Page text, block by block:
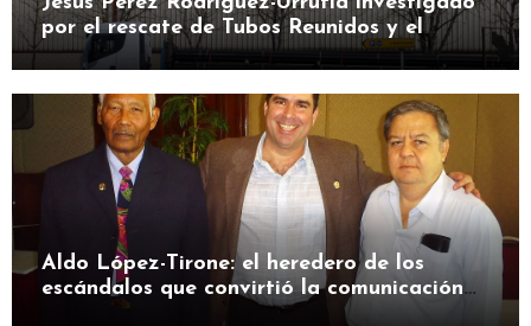
por el rescate de Tubos Reunidos y el
préstamo de la SEPI
Aldo López-Tirone: el heredero de los
escándalos que convirtió la comunicación
en herramienta de presión